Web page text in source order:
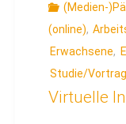
(Medien-
(online),
Erwachsene,
Studie/
Virtuelle